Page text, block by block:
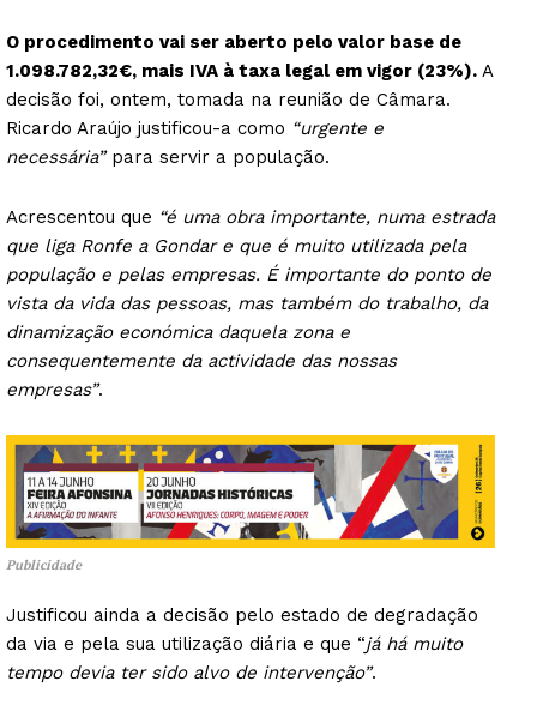
O procedimento vai ser aberto pelo valor base de
1.098.782,32€, mais IVA à taxa legal em vigor (23%). A
decisão foi, ontem, tomada na reunião de Câmara.
Ricardo Araújo justificou-a como “urgente e
necessária”para servir a população.
Acrescentou que “é uma obra importante, numa estrada
que liga Ronfe a Gondar e que é muito utilizada pela
população e pelas empresas. É importante do ponto de
vista da vida das pessoas, mas também do trabalho, da
dinamização económica daquela zona e
consequentemente da actividade das nossas
empresas”.
Publicidade
Justificou ainda a decisão pelo estado de degradação
da via e pela sua utilização diária e que “já há muito
tempo devia ter sido alvo de intervenção”.